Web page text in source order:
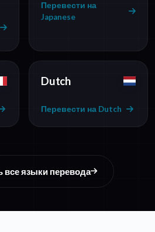
Перевести на
Japanese
Dutch
Перевести на Dutch
все языки перевода